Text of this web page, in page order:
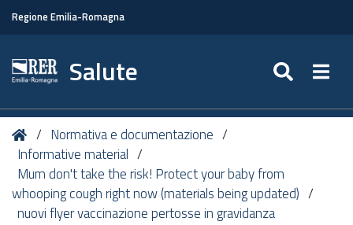
Regione Emilia-Romagna
Salute
Tu
sei
qui:
HomeNormativa e documentazione
Informative material
Mum don't take the risk! Protect your baby from
whooping cough right now (materials being updated)
nuovi flyer vaccinazione pertosse in gravidanza